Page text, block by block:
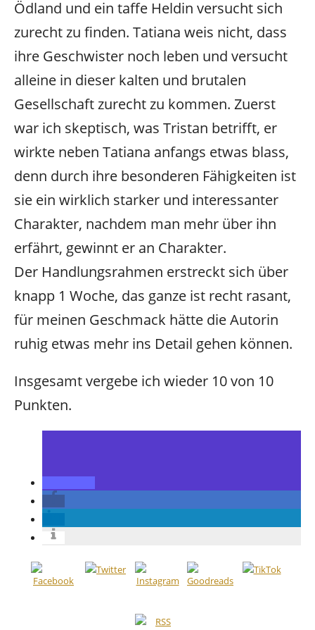
Ödland und ein taffe Heldin versucht sich
zurecht zu finden. Tatiana weis nicht, dass
ihre Geschwister noch leben und versucht
alleine in dieser kalten und brutalen
Gesellschaft zurecht zu kommen. Zuerst
war ich skeptisch, was Tristan betrifft, er
wirkte neben Tatiana anfangs etwas blass,
denn durch ihre besonderen Fähigkeiten ist
sie ein wirklich starker und interessanter
Charakter, nachdem man mehr über ihn
erfährt, gewinnt er an Charakter.
Der Handlungsrahmen erstreckt sich über
knapp 1 Woche, das ganze ist recht rasant,
für meinen Geschmack hätte die Autorin
ruhig etwas mehr ins Detail gehen können.
Insgesamt vergebe ich wieder 10 von 10
Punkten.